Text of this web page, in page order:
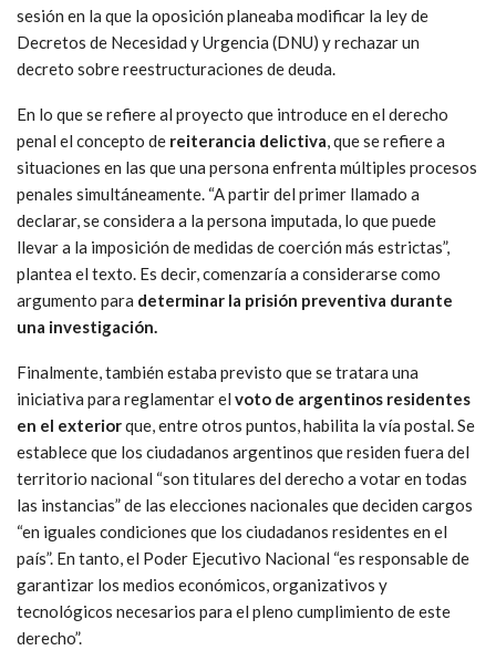
sesión en la que la oposición planeaba modificar la ley de
Decretos de Necesidad y Urgencia (DNU) y rechazar un
decreto sobre reestructuraciones de deuda.
En lo que se refiere al proyecto que introduce en el derecho
penal el concepto de reiterancia delictiva, que se refiere a
situaciones en las que una persona enfrenta múltiples procesos
penales simultáneamente. “A partir del primer llamado a
declarar, se considera a la persona imputada, lo que puede
llevar a la imposición de medidas de coerción más estrictas”,
plantea el texto. Es decir, comenzaría a considerarse como
argumento para determinar la prisión preventiva durante
una investigación.
Finalmente, también estaba previsto que se tratara una
iniciativa para reglamentar el voto de argentinos residentes
en el exteriorque, entre otros puntos, habilita la vía postal. Se
establece que los ciudadanos argentinos que residen fuera del
territorio nacional “son titulares del derecho a votar en todas
las instancias” de las elecciones nacionales que deciden cargos
“en iguales condiciones que los ciudadanos residentes en el
país”. En tanto, el Poder Ejecutivo Nacional “es responsable de
garantizar los medios económicos, organizativos y
tecnológicos necesarios para el pleno cumplimiento de este
derecho”.